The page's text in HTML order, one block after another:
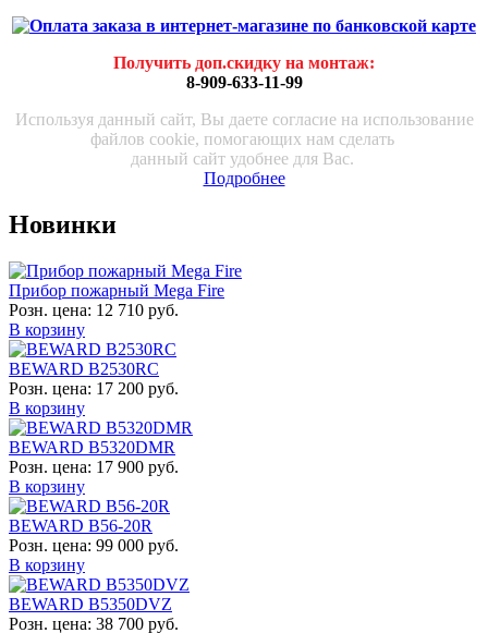
Получить доп.скидку на монтаж:
8-909-633-11-99
Используя данный сайт, Вы даете согласие на использование
файлов cookie, помогающих нам сделать
данный сайт удобнее для Вас.
Подробнее
Новинки
Прибор пожарный Mega Fire
Розн. цена: 12 710 руб.
В корзину
BEWARD B2530RC
Розн. цена: 17 200 руб.
В корзину
BEWARD B5320DMR
Розн. цена: 17 900 руб.
В корзину
BEWARD B56-20R
Розн. цена: 99 000 руб.
В корзину
BEWARD B5350DVZ
Розн. цена: 38 700 руб.